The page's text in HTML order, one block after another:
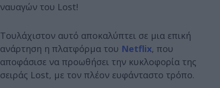
ναυαγών του Lost!
Τουλάχιστον αυτό αποκαλύπτει σε μια επική
ανάρτηση η πλατφόρμα του Netflix, που
αποφάσισε να προωθήσει την κυκλοφορία της
σειράς Lost, με τον πλέον ευφάνταστο τρόπο.